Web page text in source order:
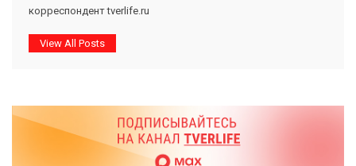
корреспондент tverlife.ru
View All Posts